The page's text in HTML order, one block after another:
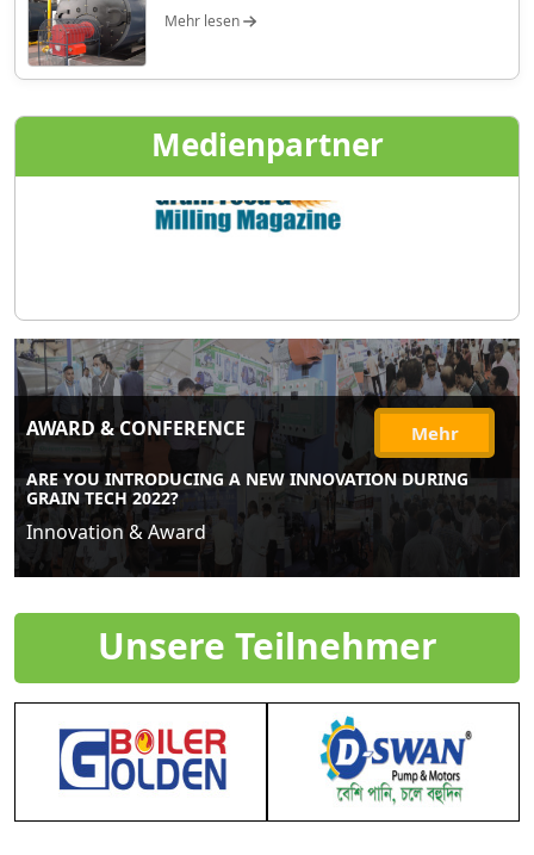
Mehr lesen
Medienpartner
AWARD & CONFERENCE Mehr
ARE YOU INTRODUCING A NEW INNOVATION DURING
GRAIN TECH 2022?
Innovation & Award
Unsere Teilnehmer